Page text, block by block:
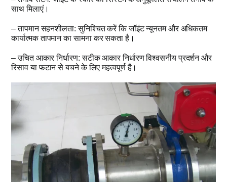
साथ मिलाएं।
– तापमान सहनशीलता: सुनिश्चित करें कि जॉइंट न्यूनतम और अधिकतम
कार्यात्मक तापमान का सामना कर सकता है।
– उचित आकार निर्धारण: सटीक आकार निर्धारण विश्वसनीय प्रदर्शन और
रिसाव या फटान से बचने के लिए महत्वपूर्ण है।